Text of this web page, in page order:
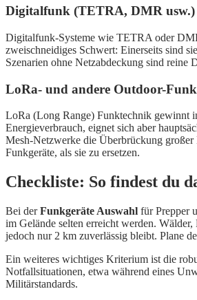
Digitalfunk (TETRA, DMR usw.)
Digitalfunk-Systeme wie TETRA oder
zweischneidiges Schwert: Einerseits sind
Szenarien ohne Netzabdeckung sind
LoRa- und andere Outdoor-
LoRa (Long Range) Funktechnik gewinnt
Energieverbrauch, eignet sich aber
Mesh-Netzwerke die Überbrückung großer
Funkgeräte, als sie zu ersetzen.
Checkliste: So findest du
Bei derFunkgeräte Auswahl für Prepper
im Gelände selten erreicht werden.
jedoch nur 2 km zuverlässig bleibt. Plane
Ein weiteres wichtiges Kriterium ist die
Notfallsituationen, etwa während eines
Militärstandards.